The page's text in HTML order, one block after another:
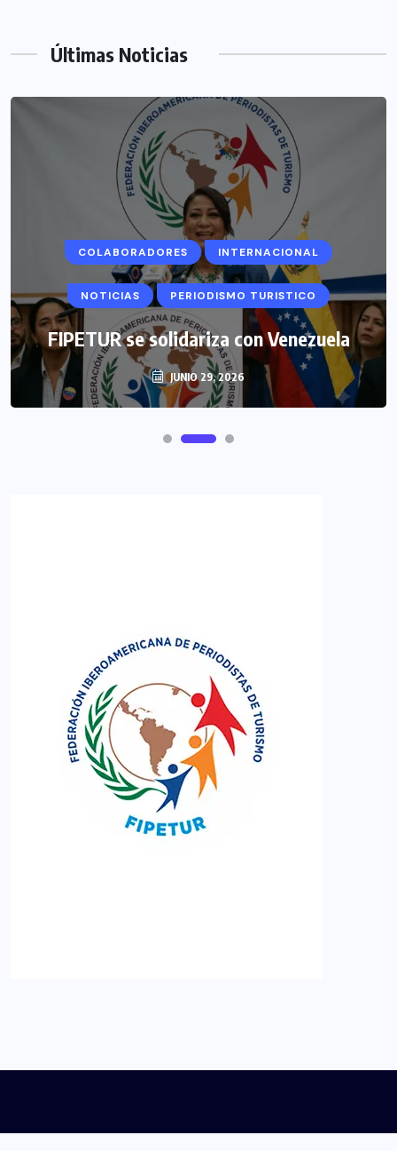
Últimas Noticias
COLABORADORES INTERNACIONAL
NOTICIAS PERIODISMO TURISTICO
FIPETUR se solidariza con Venezuela
JUNIO 29, 2026